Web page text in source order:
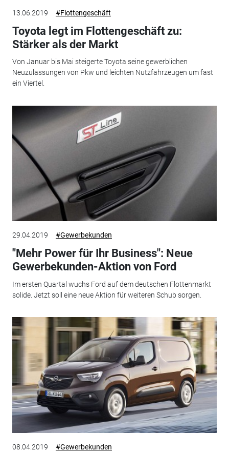
13.06.2019 #Flottengeschäft
Toyota legt im Flottengeschäft zu:
Stärker als der Markt
Von Januar bis Mai steigerte Toyota seine gewerblichen
Neuzulassungen von Pkw und leichten Nutzfahrzeugen um fast
ein Viertel.
29.04.2019 #Gewerbekunden
"Mehr Power für Ihr Business": Neue
Gewerbekunden-Aktion von Ford
Im ersten Quartal wuchs Ford auf dem deutschen Flottenmarkt
solide. Jetzt soll eine neue Aktion für weiteren Schub sorgen.
08.04.2019 #Gewerbekunden